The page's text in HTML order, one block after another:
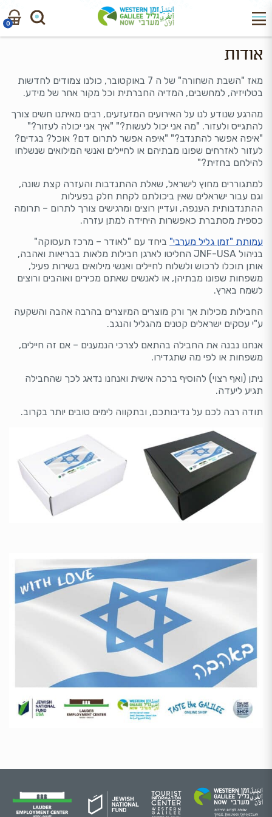
דלג
לניווט
לדלג
לתוכן
0
חיפוש
עבור:
אודות
מאז "השבת השחורה" של ה 7 באוקטובר, כולנו צמודים לחדשות
בטלויזיה, למחשבים, המדיה החברתית וכל מקור אחר של מידע.
מהרגע שנודע לנו על האירועים המזעזעים, רבים מאיתנו חשים צורך
להתגייס ולעזור. "מה אני יכול לעשות?" "איך אני יכולה לעזור?"
"איפה אפשר להתנדב?" "איפה אפשר לתרום דם? אוכל? בגדים?
לעזור לאזרחים שפונו מבתיהם או לחיילים ואנשי המילואים שנשלחו
להילחם בחזית?"
למתגוררים מחוץ לישראל, שאלת ההתנדבות והעזרה קצת שונה,
וגם עבור ישראלים שאין ביכולתם לקחת חלק בפעילות
ההתנדבותית הענפה, ועדיין רוצים ומרגישים צורך לתרום – תרומה
כספית מסתברת כאפשרות היחידה למתן עזרה.
עמותת "זמן גליל מערבי" ביחד עם "לאודר – מרכז תעסוקה"
בניהול JNF-USA החליטו לארגן חבילות מלאות בבריאות ואהבה,
אותן תוכלו לרכוש ולשלוח לחיילים ואנשי מילואים בשירות פעיל,
משפחות שפונו מבתיהן, או לאנשים שאתם מכירים ואוהבים ורוצים
לשמח בארץ.
החבילות מכילות אך ורק מוצרים המיוצרים בהרבה אהבה והשקעה
ע"י עסקים ישראלים קטנים מהגליל והנגב.
אנחנו נבנה את החבילה בהתאם לצרכי הנמענים – אם זה חיילים,
משפחות או לפי מה שתגדירו.
ניתן (ואף רצוי) להוסיף ברכה אישית ואנחנו נדאג לכך שהחבילה
תגיע ליעדה.
תודה רבה לכם על נדיבותכם, ובתקווה לימים טובים יותר בקרוב.